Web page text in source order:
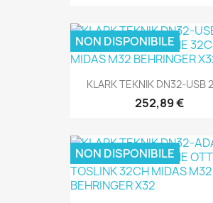
KLARK TEKNIK DN32-USB
252,89 €
NON DISPONIBILE
NON DISPONIBILE